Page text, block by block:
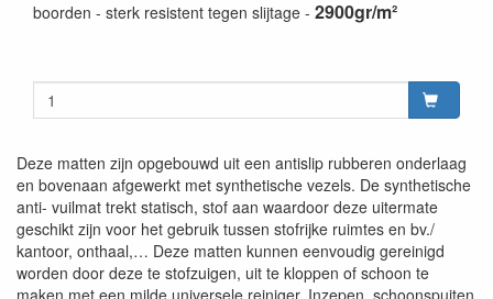
boorden - sterk resistent tegen slijtage - 2900gr/m²
Deze matten zijn opgebouwd uit een antislip rubberen onderlaag
en bovenaan afgewerkt met synthetische vezels. De synthetische
anti- vuilmat trekt statisch, stof aan waardoor deze uitermate
geschikt zijn voor het gebruik tussen stofrijke ruimtes en bv./
kantoor, onthaal,… Deze matten kunnen eenvoudig gereinigd
worden door deze te stofzuigen, uit te kloppen of schoon te
maken met een milde universele reiniger. Inzepen, schoonspuiten